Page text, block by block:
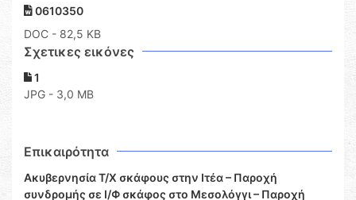
0610350
DOC - 82,5 KB
Σχετικες εικόνες
1
JPG - 3,0 MB
Επικαιρότητα
Ακυβερνησία Τ/Χ σκάφους στην Ιτέα – Παροχή
συνδρομής σε Ι/Φ σκάφος στο Μεσολόγγι – Παροχή